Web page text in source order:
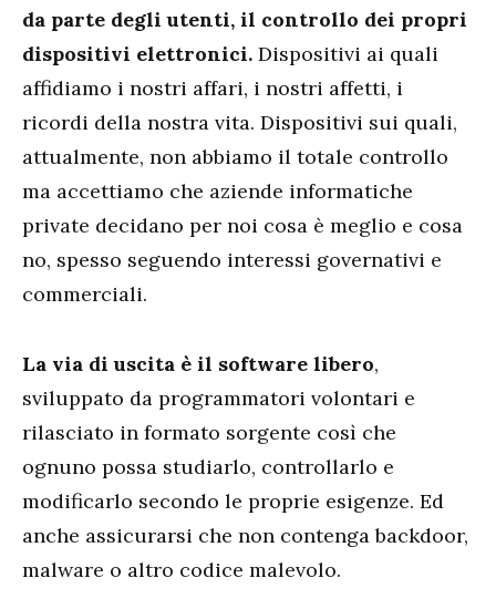
da parte degli utenti, il controllo dei propri
dispositivi elettronici. Dispositivi ai quali
affidiamo i nostri affari, i nostri affetti, i
ricordi della nostra vita. Dispositivi sui quali,
attualmente, non abbiamo il totale controllo
ma accettiamo che aziende informatiche
private decidano per noi cosa è meglio e cosa
no, spesso seguendo interessi governativi e
commerciali.
La via di uscita è il software libero,
sviluppato da programmatori volontari e
rilasciato in formato sorgente così che
ognuno possa studiarlo, controllarlo e
modificarlo secondo le proprie esigenze. Ed
anche assicurarsi che non contenga backdoor,
malware o altro codice malevolo.